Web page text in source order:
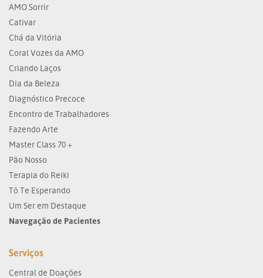
AMO Sorrir
Cativar
Chá da Vitória
Coral Vozes da AMO
Criando Laços
Dia da Beleza
Diagnóstico Precoce
Encontro de Trabalhadores
Fazendo Arte
Master Class 70 +
Pão Nosso
Terapia do Reiki
Tô Te Esperando
Um Ser em Destaque
Navegação de Pacientes
Serviços
Central de Doações